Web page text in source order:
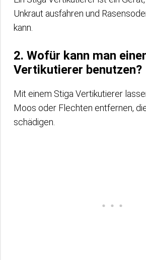
Unkraut ausfahren und
kann.
2. Wofür kann man
Vertikutierer benutzen?
Mit einem Stiga Vertikutierer
Moos oder Flechten entfernen,
schädigen.